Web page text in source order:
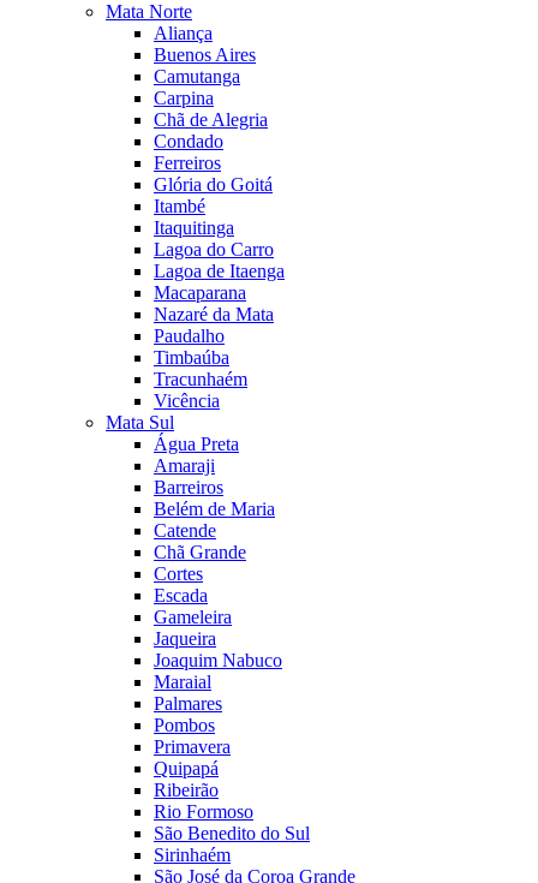
Mata Norte
Aliança
Buenos Aires
Camutanga
Carpina
Chã de Alegria
Condado
Ferreiros
Glória do Goitá
Itambé
Itaquitinga
Lagoa do Carro
Lagoa de Itaenga
Macaparana
Nazaré da Mata
Paudalho
Timbaúba
Tracunhaém
Vicência
Mata Sul
Água Preta
Amaraji
Barreiros
Belém de Maria
Catende
Chã Grande
Cortes
Escada
Gameleira
Jaqueira
Joaquim Nabuco
Maraial
Palmares
Pombos
Primavera
Quipapá
Ribeirão
Rio Formoso
São Benedito do Sul
Sirinhaém
São José da Coroa Grande